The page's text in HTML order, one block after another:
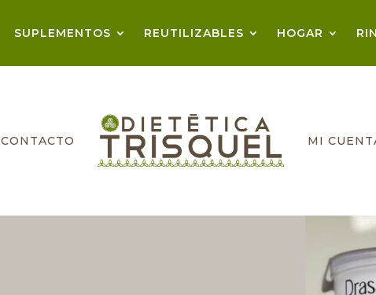
SUPLEMENTOS REUTILIZABLES HOGAR
CONTACTO MI